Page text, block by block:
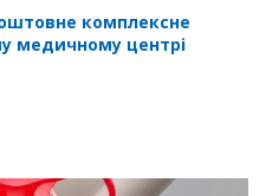
комплексне
медичному центрі